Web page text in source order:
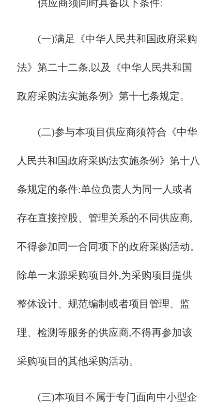
供应商须同时具备以下条件:
(一)满足《中华人民共和国政府采购
法》第二十二条,以及 《中华人民共和国
政府采购法实施条例》第十七条规定。
(二)参与本项目供应商须符合《中华
人民共和国政府采购法实施条例》第十八
条规定的条件:单位负责人为同一人或者
存在直接控股、管理关系的不同供应商,
不得参加同一合同项下的政府采购活动。
除单一来源采购项目外,为采购项目提供
整体设计、规范编制或者项目管理、监
理、检测等服务的供应商,不得再参加该
采购项目的其他采购活动。
(三)本项目不属于专门面向中小型企